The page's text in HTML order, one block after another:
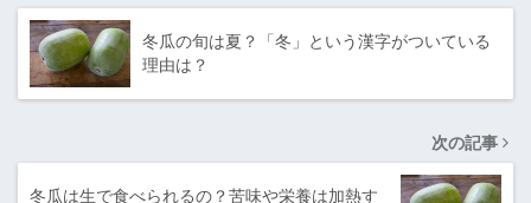
冬瓜の旬は夏？「冬」という漢字がついている
理由は？
次の記事
冬瓜は生で食べられるの？苦味や栄養は加熱す